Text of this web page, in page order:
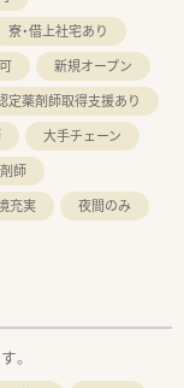
寮・借上社宅あり
新規オープン
定薬剤師取得支援あり
大手チェーン
師
充実
夜間のみ
。